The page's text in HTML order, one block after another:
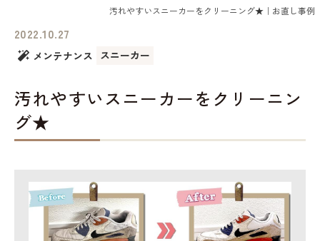
汚れやすいスニーカーをクリーニング★｜お直し事例
メンテナンス スニーカー
2022.10.27
汚れやすいスニーカーをクリーニン
グ★